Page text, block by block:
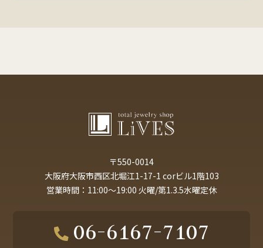
〒550-0014
大阪府大阪市西区北堀江1-17-1 corビル1階103
営業時間：11:00～19:00 火曜/第1.3.5水曜定休
06-6167-7107